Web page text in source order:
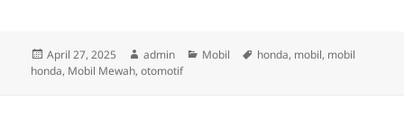
Diposkan
pada
April 27, 2025 Penulis
admin Kategori
Mobil Tag
honda, mobil, mobil
honda, Mobil Mewah,otomotif